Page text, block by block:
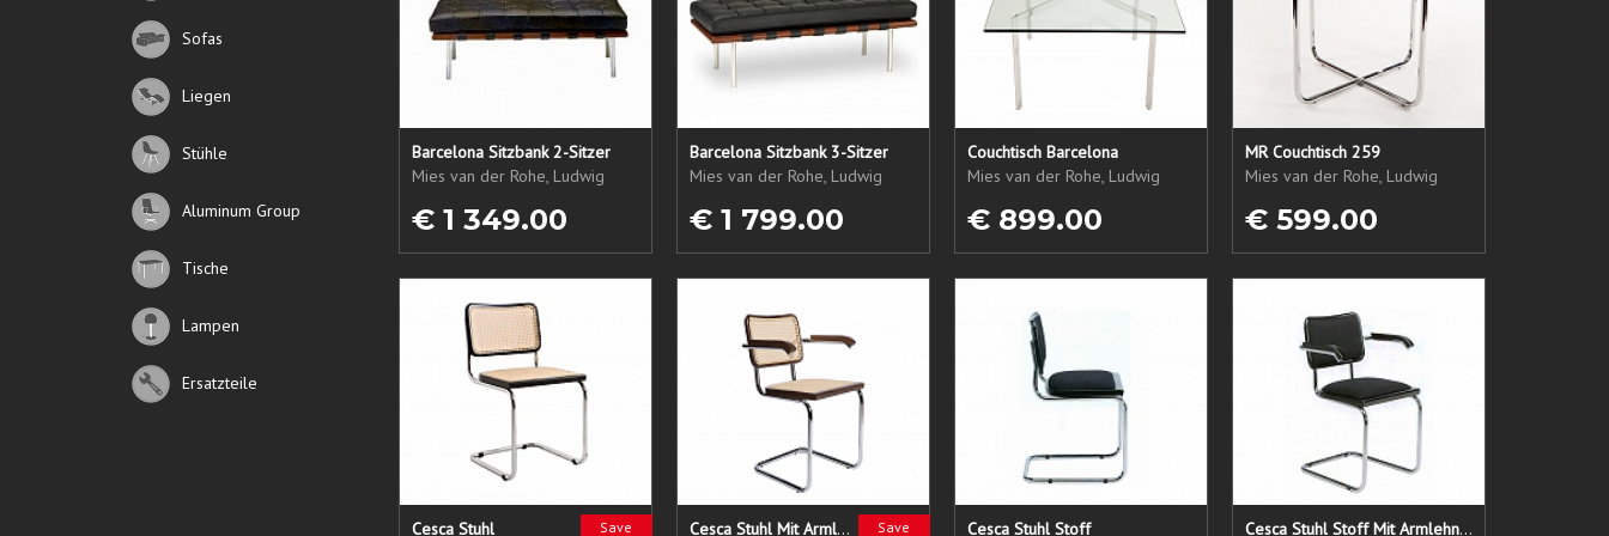
Sofas
Liegen
Stühle
Aluminum Group
Tische
Lampen
Ersatzteile
Barcelona Sitzbank 2-Sitzer
Mies van der Rohe, Ludwig
€ 1 349.00
Barcelona Sitzbank 3-Sitzer
Mies van der Rohe, Ludwig
€ 1 799.00
Couchtisch Barcelona
Mies van der Rohe, Ludwig
€ 899.00
MR Couchtisch 259
Mies van der Rohe, Ludwig
€ 599.00
Save
Cesca Stuhl
Save
Cesca Stuhl Mit Armlehnen Cesca Stuhl Stoff Cesca Stuhl Stoff Mit Armlehnen